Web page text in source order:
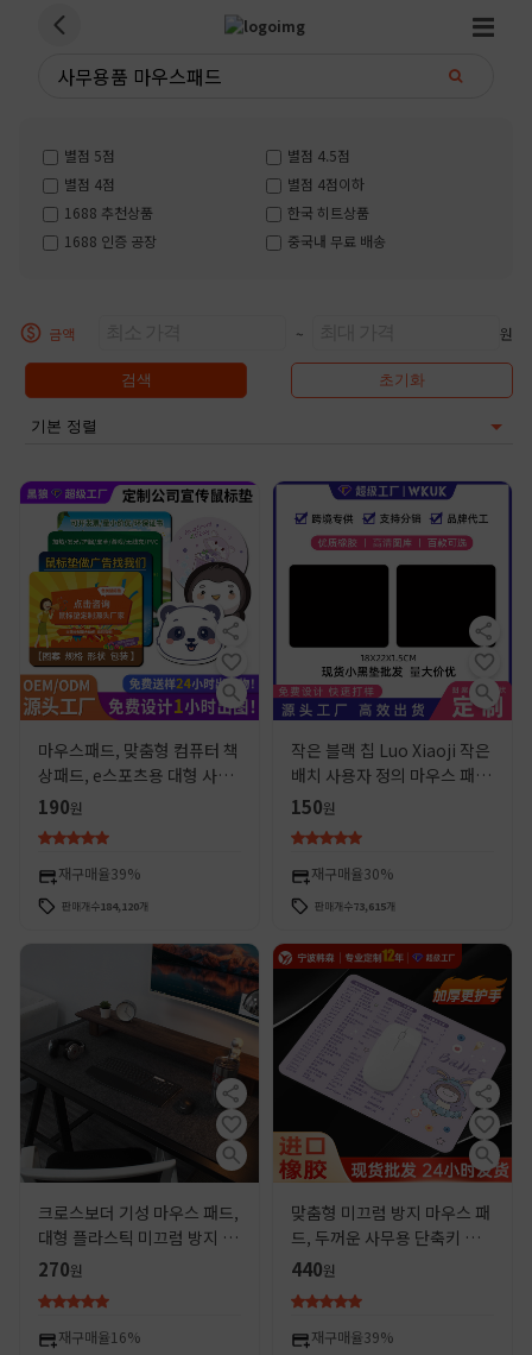
별점 5점
별점 4.5점
별점 4점
별점 4점이하
1688 추천상품
한국 히트상품
1688 인증 공장
중국내 무료 배송
금액 ~ 원
마우스패드, 맞춤형 컴퓨터 책
상패드, e스포츠용 대형 사무
실 게임용 먼지방지 귀여운 키
보드패드, 사진으로 맞춤 제작
190원
재구매율39%
판매개수184,120개
작은 블랙 칩 Luo Xiaoji 작은
배치 사용자 정의 마우스 패드
선물 컴퓨터 마우스 패드 크로
스 국경 독점
150원
재구매율30%
판매개수73,615개
크로스보더 기성 마우스 패드,
대형 플라스틱 미끄럼 방지 펠
트 테이블, e스포츠 게임용 책
드
270원
재구매율 16%
맞춤형 미끄럼 방지 마우스 패
드, 두꺼운 사무용 단축키 키
보드 컴퓨터 책상 패드, 로고
440원
재구매율39%